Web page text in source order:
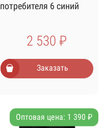
потребителя 6 синий
2 530 ₽
Заказать
Оптовая цена: 1 390 ₽